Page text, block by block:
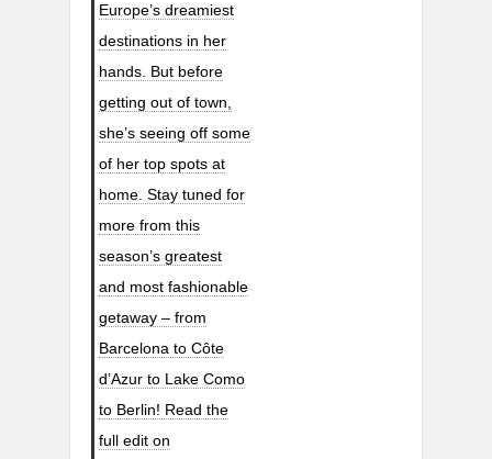
Europe’s dreamiest
destinations in her
hands. But before
getting out of town,
she’s seeing off some
of her top spots at
home. Stay tuned for
more from this
season’s greatest
and most fashionable
getaway – from
Barcelona to Côte
d’Azur to Lake Como
to Berlin! Read the
full edit on